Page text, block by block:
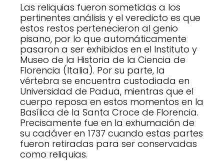
Las reliquias fueron sometidas a los
pertinentes análisis y el veredicto es que
estos restos pertenecieron al genio
pisano, por lo que automáticamente
pasaron a ser exhibidos en el Instituto y
Museo de la Historia de la Ciencia de
Florencia (Italia). Por su parte, la
vértebra se encuentra custodiada en
Universidad de Padua, mientras que el
cuerpo reposa en estos momentos en la
Basílica de la Santa Croce de Florencia.
Precisamente fue en la exhumación de
su cadáver en 1737 cuando estas partes
fueron retiradas para ser conservadas
como reliquias.